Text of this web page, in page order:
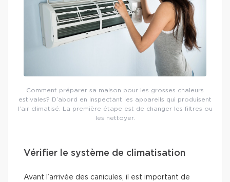
Comment préparer sa maison pour les grosses chaleurs
estivales? D’abord en inspectant les appareils qui produisent
l’air climatisé. La première étape est de changer les filtres ou
les nettoyer.
Vérifier le système de climatisation
Avant l’arrivée des canicules, il est important de